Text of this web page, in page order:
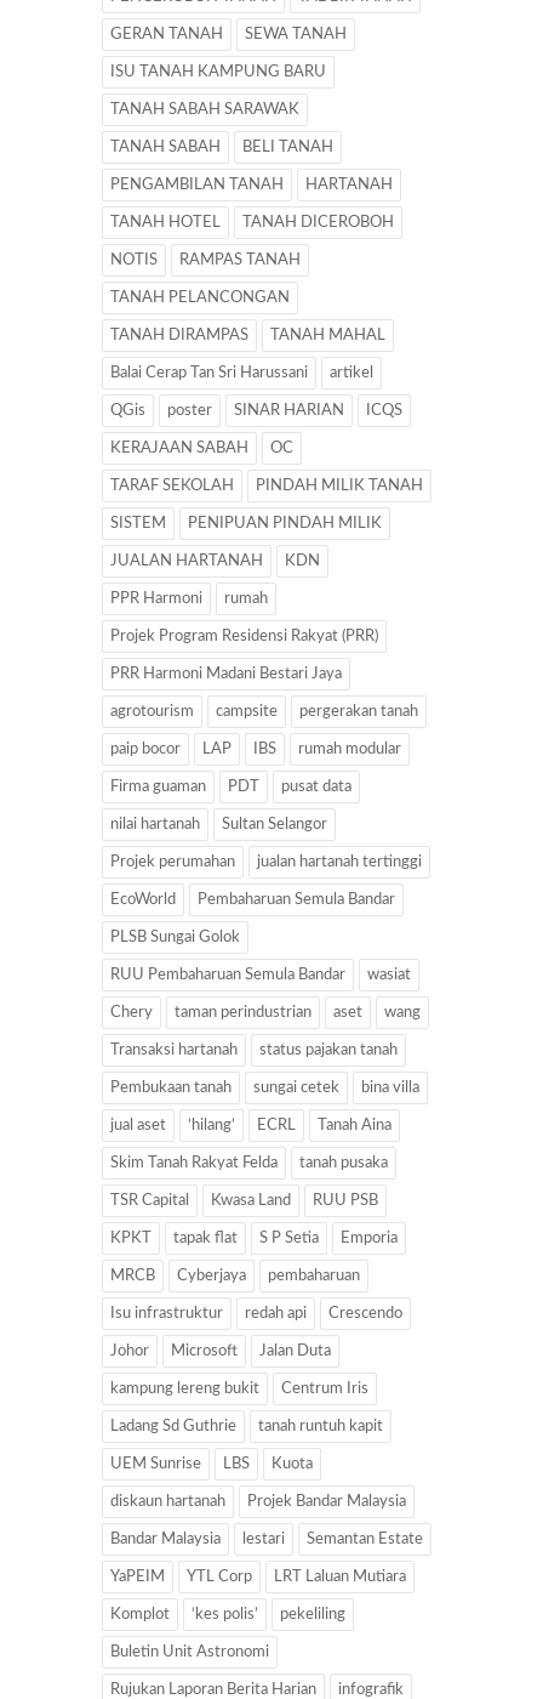
GERAN TANAH SEWA TANAH
ISU TANAH KAMPUNG BARU
TANAH SABAH SARAWAK
TANAH SABAH BELI TANAH
PENGAMBILAN TANAH HARTANAH
TANAH HOTEL TANAH DICEROBOH
NOTIS RAMPAS TANAH
TANAH PELANCONGAN
TANAH DIRAMPAS TANAH MAHAL
Balai Cerap Tan Sri Harussani artikel
QGis poster SINAR HARIAN ICQS
KERAJAAN SABAH OC
TARAF SEKOLAH PINDAH MILIK TANAH
SISTEM PENIPUAN PINDAH MILIK
JUALAN HARTANAH KDN
PPR Harmoni rumah
Projek Program Residensi Rakyat (PRR)
PRR Harmoni Madani Bestari Jaya
agrotourism campsite pergerakan tanah
paip bocor LAP IBS rumah modular
Firma guaman PDT pusat data
nilai hartanah Sultan Selangor
Projek perumahan jualan hartanah tertinggi
EcoWorld Pembaharuan Semula Bandar
PLSB Sungai Golok
RUU Pembaharuan Semula Bandar wasiat
Chery taman perindustrian aset wang
Transaksi hartanah status pajakan tanah
Pembukaan tanah sungai cetek bina villa
jual aset ‘hilang’ ECRL Tanah Aina
Skim Tanah Rakyat Felda tanah pusaka
TSR Capital Kwasa Land RUU PSB
KPKT tapak flat S P Setia Emporia
MRCB Cyberjaya pembaharuan
Isu infrastruktur redah api Crescendo
Johor Microsoft Jalan Duta
kampung lereng bukit Centrum Iris
Ladang Sd Guthrie tanah runtuh kapit
UEM Sunrise LBS Kuota
diskaun hartanah Projek Bandar Malaysia
Bandar Malaysia lestari Semantan Estate
YaPEIM YTL Corp LRT Laluan Mutiara
Komplot ‘kes polis’ pekeliling
Buletin Unit Astronomi
Rujukan Laporan Berita Harian infografik